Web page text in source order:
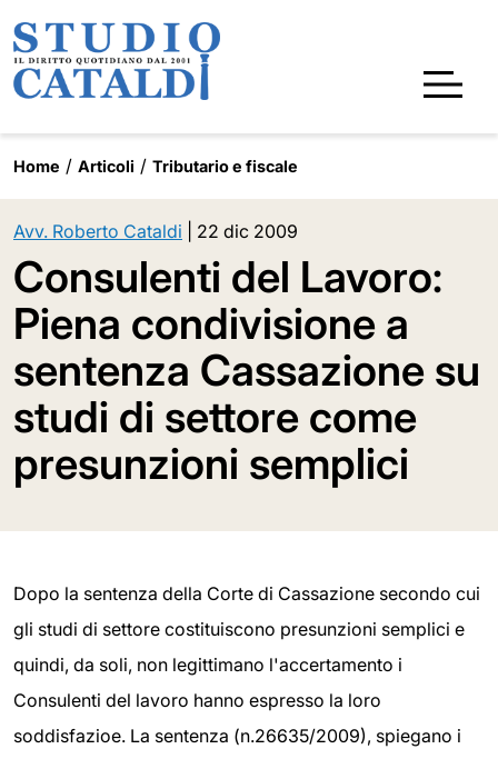
Home Articoli Tributario e fiscale
Avv. Roberto Cataldi 22 dic 2009
Consulenti del Lavoro:
Piena condivisione a
sentenza Cassazione su
studi di settore come
presunzioni semplici
Dopo la sentenza della Corte di Cassazione secondo cui
gli studi di settore costituiscono presunzioni semplici e
quindi, da soli, non legittimano l'accertamento i
Consulenti del lavoro hanno espresso la loro
soddisfazioe. La sentenza (n.26635/2009), spiegano i